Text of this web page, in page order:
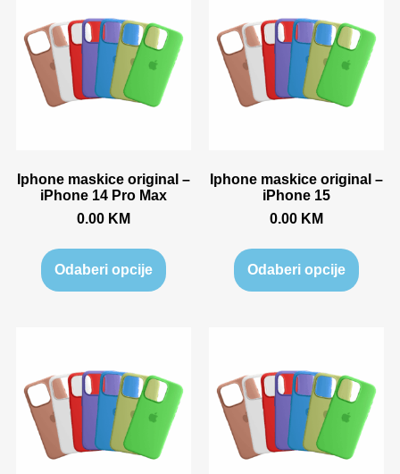
Iphone maskice original –
iPhone 14 Pro Max
0.00 KM
Odaberi opcije
Iphone maskice original –
iPhone 15
0.00 KM
Odaberi opcije